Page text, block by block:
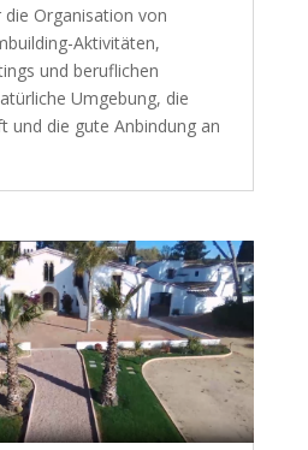
die Organisation von
Aktivitäten,
und beruflichen
Umgebung, die
und die gute Anbindung an